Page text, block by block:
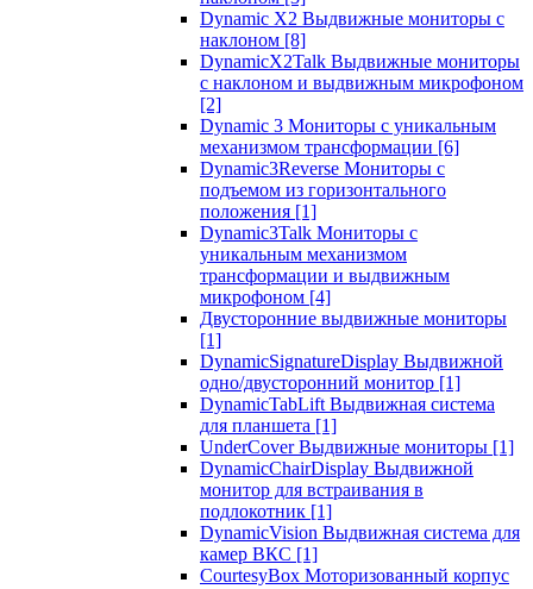
Dynamic X2 Выдвижные мониторы с
наклоном [8]
DynamicX2Talk Выдвижные мониторы
с наклоном и выдвижным микрофоном
[2]
Dynamic 3 Мониторы с уникальным
механизмом трансформации [6]
Dynamic3Reverse Мониторы с
подъемом из горизонтального
положения [1]
Dynamic3Talk Мониторы с
уникальным механизмом
трансформации и выдвижным
микрофоном [4]
Двусторонние выдвижные мониторы
[1]
DynamicSignatureDisplay Выдвижной
одно/двусторонний монитор [1]
DynamicTabLift Выдвижная система
для планшета [1]
UnderCover Выдвижные мониторы [1]
DynamicChairDisplay Выдвижной
монитор для встраивания в
подлокотник [1]
DynamicVision Выдвижная система для
камер ВКС [1]
CourtesyBox Моторизованный корпус